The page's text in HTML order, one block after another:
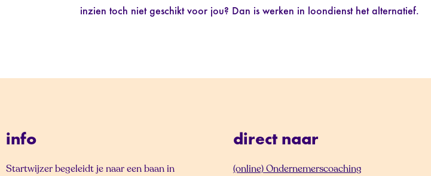
inzien toch niet geschikt voor jou? Dan is werken in loondienst het alternatief.
info
Startwijzer begeleidt je naar een baan in
direct naar
(online) Ondernemerscoaching